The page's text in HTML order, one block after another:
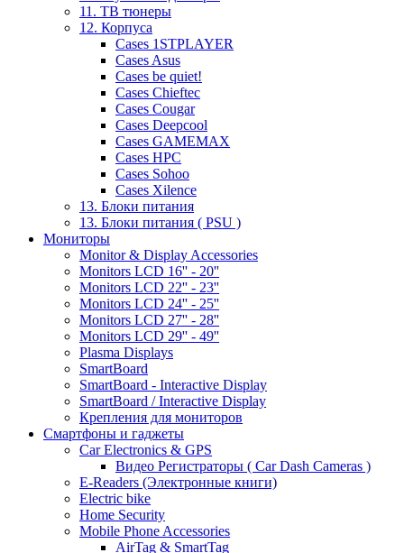
11. ТВ тюнеры
12. Корпуса
Cases 1STPLAYER
Cases Asus
Cases be quiet!
Cases Chieftec
Cases Cougar
Cases Deepcool
Cases GAMEMAX
Cases HPC
Cases Sohoo
Cases Xilence
13. Блоки питания
13. Блоки питания ( PSU )
Мониторы
Monitor & Display Accessories
Monitors LCD 16'' - 20''
Monitors LCD 22'' - 23''
Monitors LCD 24'' - 25''
Monitors LCD 27'' - 28''
Monitors LCD 29'' - 49''
Plasma Displays
SmartBoard
SmartBoard - Interactive Display
SmartBoard / Interactive Display
Крепления для мониторов
Смартфоны и гаджеты
Car Electronics & GPS
Видео Регистраторы ( Car Dash Cameras )
E-Readers (Электронные книги)
Electric bike
Home Security
Mobile Phone Accessories
AirTag & SmartTag